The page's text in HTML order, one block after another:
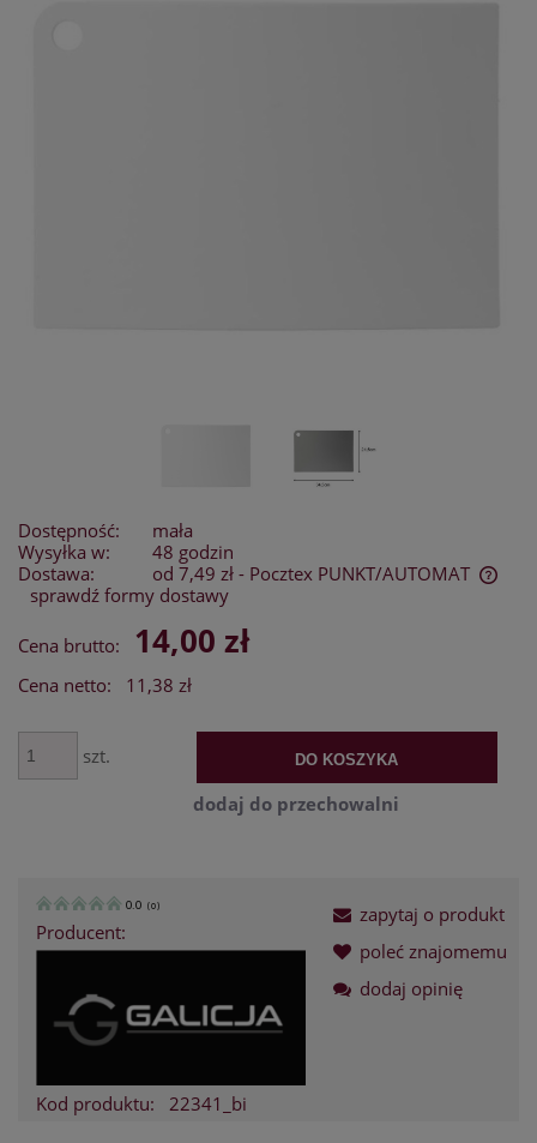
Dostępność:
mała
Wysyłka w:
48 godzin
Dostawa:
od 7,49 zł - Pocztex PUNKT/AUTOMAT
Cena nie zawiera ewentualnych kosztów płatności
sprawdź formy dostawy
Cena brutto: 14,00 zł
Cena netto: 11,38 zł
szt. DO KOSZYKA
dodaj do przechowalni
0.0 (0)
Producent:
Kod produktu: 22341_bi
zapytaj o produkt
poleć znajomemu
dodaj opinię